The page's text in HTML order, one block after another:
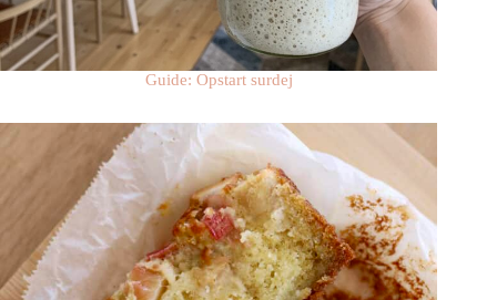
Guide: Opstart surdej